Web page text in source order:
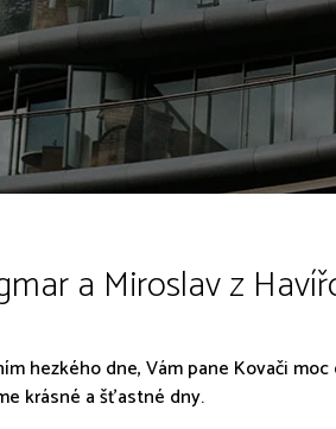
a Miroslav z
hezkého dne, Vám pane Kovači
krásné a šťastné dny.